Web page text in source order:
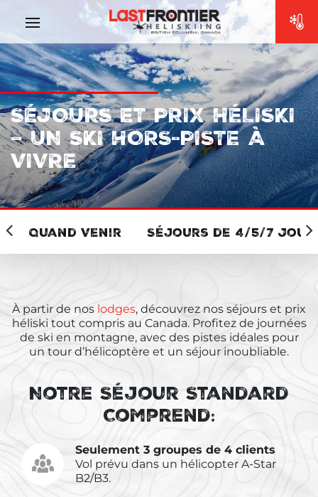
SÉJOURS ET PRIX HÉLISKI
– UN SKI HORS-PISTE À
VIVRE
Quand Venir Séjours de 4/5/7
À partir de nos lodges, découvrez nos séjours et prix
héliski tout compris au Canada. Profitez de journées
de ski en montagne, avec des pistes idéales pour
un tour d’hélicoptère et un séjour inoubliable.
Notre Séjour Standard
Comprend:
Seulement 3 groupes de 4 clients
Vol prévu dans un hélicopter A-Star
B2/B3.